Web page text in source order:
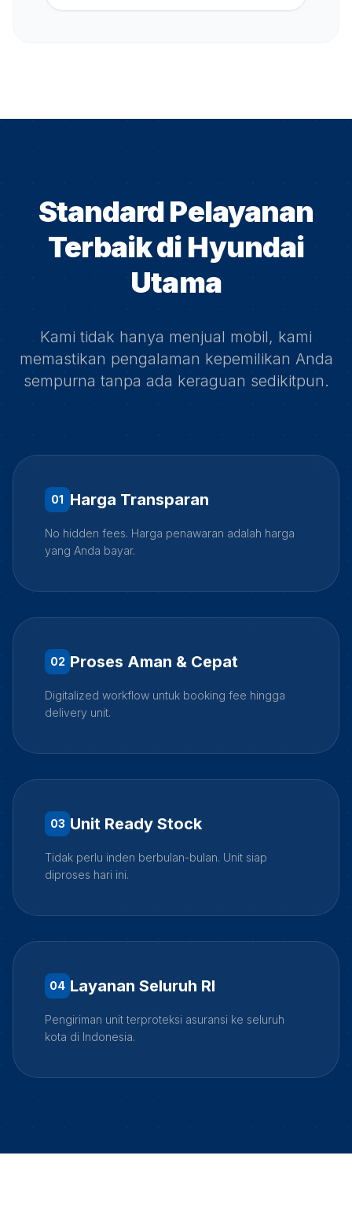
Standard Pelayanan
Terbaik di Hyundai
Utama
Kami tidak hanya menjual mobil, kami
memastikan pengalaman kepemilikan Anda
sempurna tanpa ada keraguan sedikitpun.
01 Harga Transparan
No hidden fees. Harga penawaran adalah harga
yang Anda bayar.
02 Proses Aman & Cepat
Digitalized workflow untuk booking fee hingga
delivery unit.
03 Unit Ready Stock
Tidak perlu inden berbulan-bulan. Unit siap
diproses hari ini.
04 Layanan Seluruh RI
Pengiriman unit terproteksi asuransi ke seluruh
kota di Indonesia.